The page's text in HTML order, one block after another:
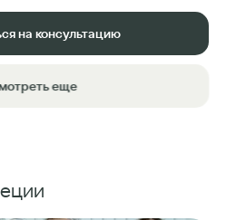
на консультацию
еще